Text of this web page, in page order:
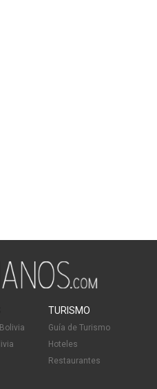
TURISMO
Guía de Turismo
Hoteles
Restaurantes